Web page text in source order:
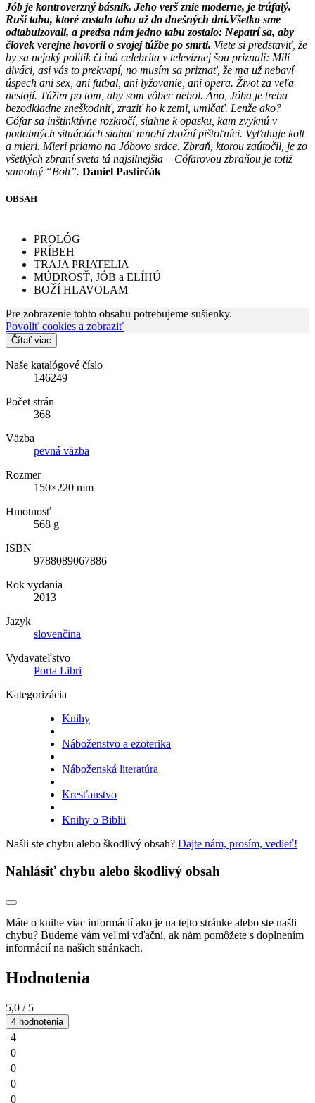
Jób je kontroverzný básnik. Jeho verš znie moderne, je trúfalý.
Ruší tabu, ktoré zostalo tabu až do dnešných dní.Všetko sme
odtabuizovali, a predsa nám jedno tabu zostalo: Nepatrí sa, aby
človek verejne hovoril o svojej túžbe po smrti. Viete si predstaviť, že
by sa nejaký politik či iná celebrita v televíznej šou priznali: Milí
diváci, asi vás to prekvapí, no musím sa priznať, že ma už nebaví
úspech ani sex, ani futbal, ani lyžovanie, ani opera. Život za veľa
nestojí. Túžim po tom, aby som vôbec nebol. Áno, Jóba je treba
bezodkladne zneškodniť, zraziť ho k zemi, umlčať. Lenže ako?
Cófar sa inštinktívne rozkročí, siahne k opasku, kam zvyknú v
podobných situáciách siahať mnohí zbožní pištoľníci. Vyťahuje kolt
a mieri. Mieri priamo na Jóbovo srdce. Zbraň, ktorou zaútočil, je zo
všetkých zbraní sveta tá najsilnejšia – Cófarovou zbraňou je totiž
samotný “Boh”. Daniel Pastirčák
OBSAH
PROLÓG
PRÍBEH
TRAJA PRIATELIA
MÚDROSŤ, JÓB a ELÍHÚ
BOŽÍ HLAVOLAM
Pre zobrazenie tohto obsahu potrebujeme sušienky.
Povoliť cookies a zobraziť
Čítať viac
Naše katalógové číslo
146249
Počet strán
368
Väzba
pevná väzba
Rozmer
150×220 mm
Hmotnosť
568 g
ISBN
9788089067886
Rok vydania
2013
Jazyk
slovenčina
Vydavateľstvo
Porta Libri
Kategorizácia
Knihy
Náboženstvo a ezoterika
Náboženská literatúra
Kresťanstvo
Knihy o Biblii
Našli ste chybu alebo škodlivý obsah? Dajte nám, prosím, vedieť!
Nahlásiť chybu alebo škodlivý obsah
Máte o knihe viac informácií ako je na tejto stránke alebo ste našli
chybu? Budeme vám veľmi vďační, ak nám pomôžete s doplnením
informácií na našich stránkach.
Hodnotenia
5,0 / 5
4 hodnotenia
4
0
0
0
0